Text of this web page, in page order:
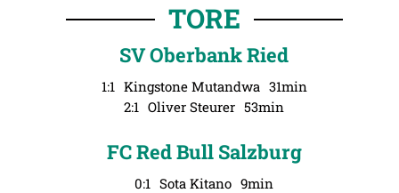
TORE
SV Oberbank Ried
1:1 Kingstone Mutandwa 31min
2:1 Oliver Steurer 53min
FC Red Bull Salzburg
0:1 Sota Kitano 9min